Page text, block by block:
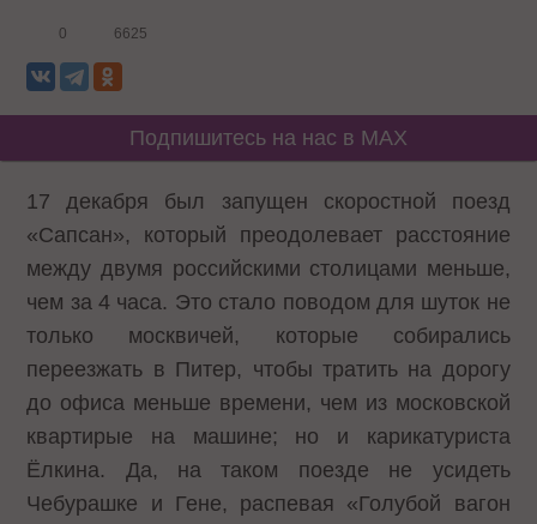
0 6625
Подпишитесь на нас в MAX
17 декабря был запущен скоростной поезд
«Сапсан», который преодолевает расстояние
между двумя российскими столицами меньше,
чем за 4 часа. Это стало поводом для шуток не
только москвичей, которые собирались
переезжать в Питер, чтобы тратить на дорогу
до офиса меньше времени, чем из московской
квартирые на машине; но и карикатуриста
Ёлкина. Да, на таком поезде не усидеть
Чебурашке и Гене, распевая «Голубой вагон